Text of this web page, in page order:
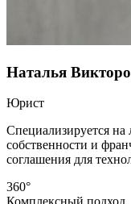
Наталья
Юрист
Специализируется на
собственности и
соглашения для
360°